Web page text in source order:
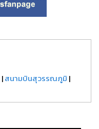
|สนามบินสุวรรณภูมิ |